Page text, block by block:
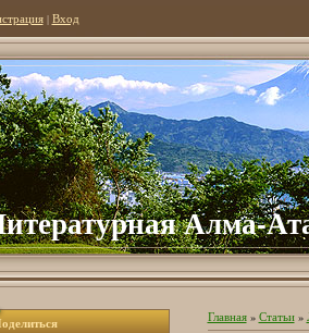
| Вход
Алма-
Главная» Статьи»